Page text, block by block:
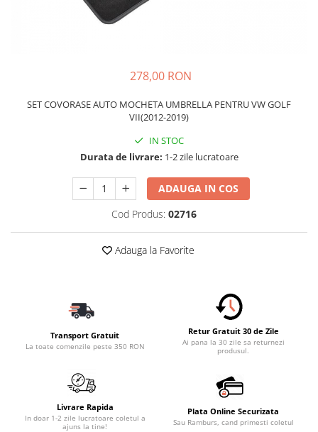
Accesorii Auto Exterior
Inchidere Centralizata
Tavite Portbagaj Dedicate
Covorase Auto/ Presuri Auto
Accesorii Siguranta Auto
Incarcatoare Auto
Accesorii pentru Roti si Anvelope
Husa Anvelope
Organizatoare Auto
Iluminat Auto
Semnalizari
278,00 RON
SET COVORASE AUTO MOCHETA UMBRELLA PENTRU VW GOLF
VII(2012-2019)
IN STOC
Durata de livrare: 1-2 zile lucratoare
ADAUGA IN COS
Cod Produs: 02716
Adauga la Favorite
Transport Gratuit
La toate comenzile peste 350 RON
Retur Gratuit 30 de Zile
Ai pana la 30 zile sa returnezi
produsul.
Livrare Rapida
In doar 1-2 zile lucratoare coletul a
ajuns la tine!
Plata Online Securizata
Sau Ramburs, cand primesti coletul